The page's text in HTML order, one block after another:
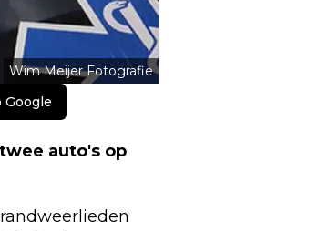
Wim Meijer Fotografie
auto's op